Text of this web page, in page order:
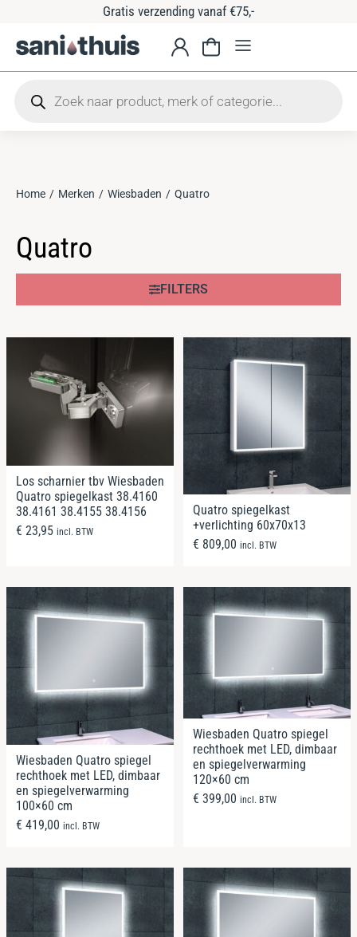
Gratis verzending vanaf €75,-
Je bent hier:
Home Merken Wiesbaden Quatro
Quatro
FILTERS
Los scharnier tbv Wiesbaden
Quatro spiegelkast 38.4160
38.4161 38.4155 38.4156
€ 23,95 incl. BTW
Quatro spiegelkast
+verlichting 60x70x13
€ 809,00 incl. BTW
Wiesbaden Quatro spiegel
rechthoek met LED, dimbaar
en spiegelverwarming
100×60 cm
€ 419,00 incl. BTW
Wiesbaden Quatro spiegel
rechthoek met LED, dimbaar
en spiegelverwarming
120×60 cm
€ 399,00 incl. BTW